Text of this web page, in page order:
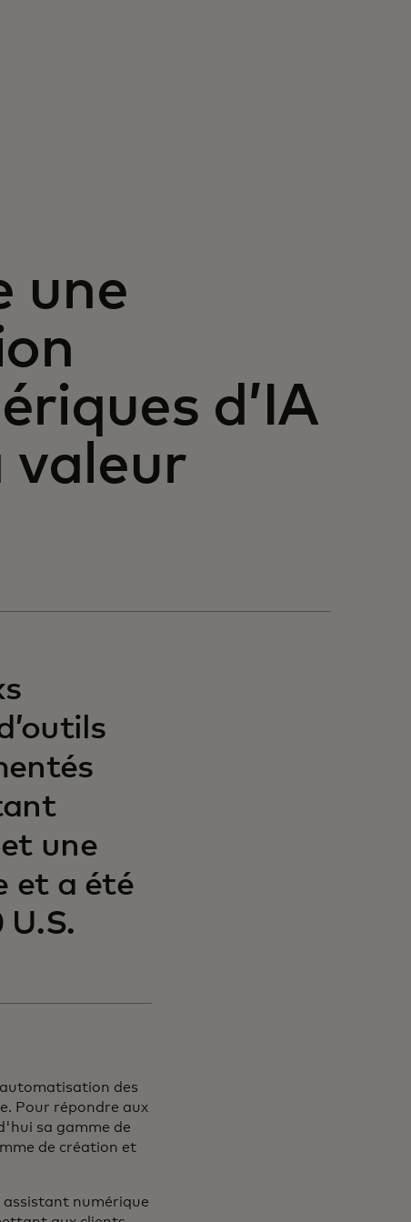
une
d’IA
valeur
une
et a été
U.S.
des
Pour répondre aux
sa gamme de
de création et
assistant numérique